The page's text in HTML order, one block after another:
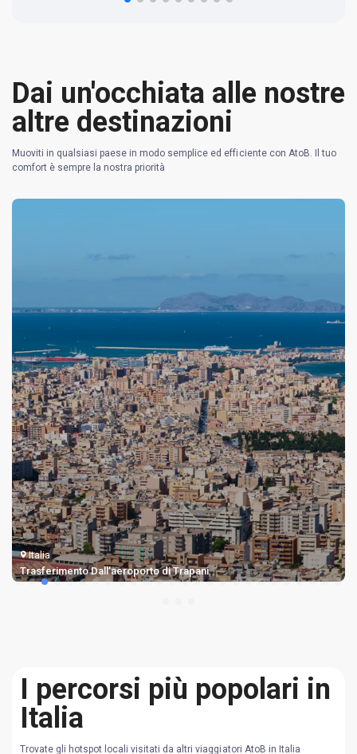
Dai un'occhiata alle nostre
altre destinazioni
Muoviti in qualsiasi paese in modo semplice ed efficiente con AtoB. Il tuo
comfort è sempre la nostra priorità
Italia
Trasferimento Dall'aeroporto di Trapani
I percorsi più popolari in
Italia
Trovate gli hotspot locali visitati da altri viaggiatori AtoB in Italia